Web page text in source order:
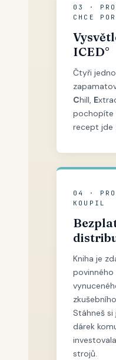
03 ·
CHCE
ICED°
Čtyři
Chill, E
pochopíte
recept jde
04 · PRO
KOUPIL
Kniha je
Stáhneš si
dárek
strojů.